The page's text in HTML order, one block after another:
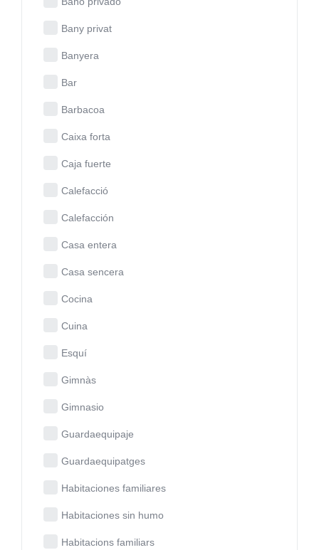
Bany privat
Banyera
Bar
Barbacoa
Caixa forta
Caja fuerte
Calefacció
Calefacción
Casa entera
Casa sencera
Cocina
Cuina
Esquí
Gimnàs
Gimnasio
Guardaequipaje
Guardaequipatges
Habitaciones familiares
Habitaciones sin humo
Habitacions familiars